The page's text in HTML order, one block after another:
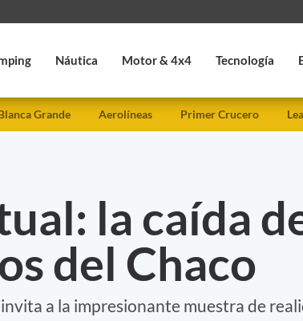
Náutica Motor & 4x4 Tecnología
Grande Aerolíneas Primer Crucero
la caída
del Chaco
a la impresionante muestra de